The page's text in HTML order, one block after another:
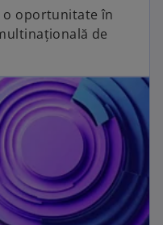
o oportunitate în
de